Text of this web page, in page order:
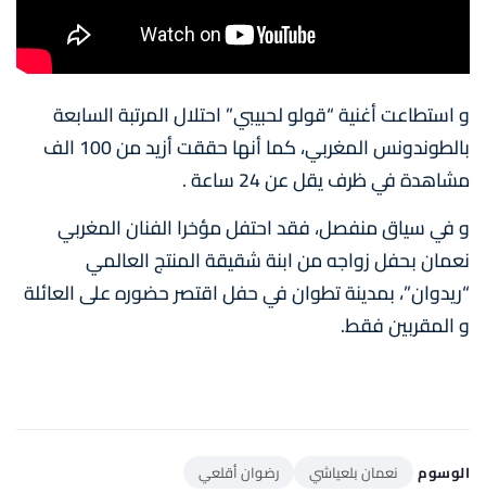
و استطاعت أغنية “قولو لحبيبي” احتلال المرتبة السابعة
بالطوندونس المغربي، كما أنها حققت أزيد من 100 الف
مشاهدة في ظرف يقل عن 24 ساعة .
و في سياق منفصل، فقد احتفل مؤخرا الفنان المغربي
نعمان بحفل زواجه من ابنة شقيقة المنتج العالمي
“ريدوان”، بمدينة تطوان في حفل اقتصر حضوره على العائلة
و المقربين فقط.
الوسوم نعمان بلعياشي رضوان أقلعي